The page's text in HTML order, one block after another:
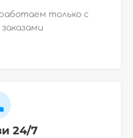
только с
24/7